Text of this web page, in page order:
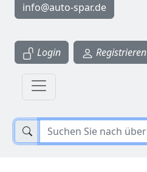
info@auto-spar.de
Login Registrieren